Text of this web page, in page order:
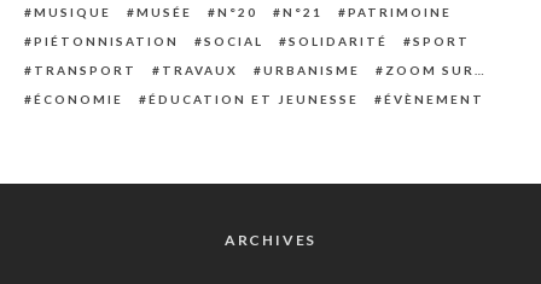
MUSIQUE
MUSÉE N°20 N°21
PATRIMOINE
PIÉTONNISATION
SOCIAL SOLIDARITÉ
SPORT
TRANSPORT
TRAVAUX URBANISME
ZOOM SUR…
ÉCONOMIE
ÉDUCATION ET JEUNESSE ÉVÈNEMENT
ARCHIVES